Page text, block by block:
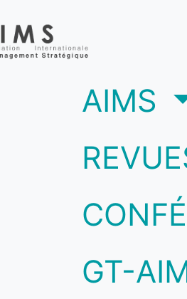
AIMS
GT-